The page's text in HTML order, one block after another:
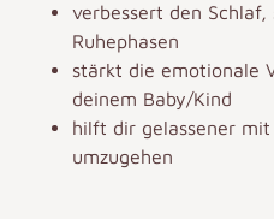
verbessert den Schlaf,
Ruhephasen
stärkt die emotionale
deinem Baby/Kind
hilft dir gelassener mit
umzugehen